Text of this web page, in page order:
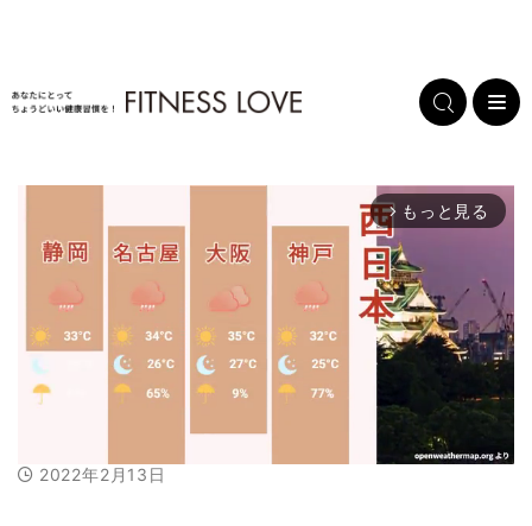
arrow_forward_ios もっと見る
2022年2月13日